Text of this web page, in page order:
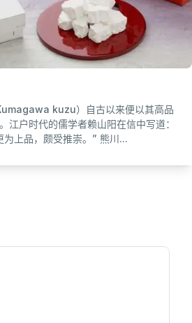
kuzu）自古以来便以其高品
江户时代的儒学者赖山阳在信中写道：
为上品，颇受推崇。” 熊川...